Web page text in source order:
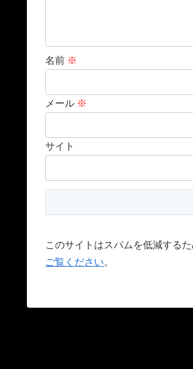
名前 ※
メール ※
サイト
このサイトはスパムを低減する
ご覧ください。